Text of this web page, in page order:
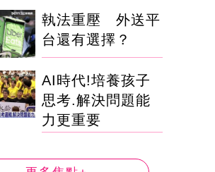
執法重壓 外送平
台還有選擇？
AI時代!培養孩子
思考.解決問題能
力更重要